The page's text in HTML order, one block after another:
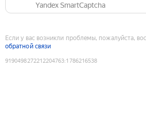
Yandex SmartCaptcha
Если у вас возникли проблемы, пожалуйста,
обратной связи
9190498272212204763:1786216538